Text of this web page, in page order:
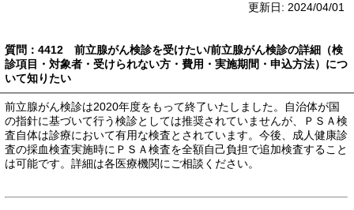
更新日: 2024/04/01
質問：4412 前立腺がん検診を受けたい/前立腺がん検診の詳細（検
診項目・対象者・受けられない方・費用・実施期間・申込方法）につ
いて知りたい
前立腺がん検診は2020年度をもって終了いたしました。自治体が国
の指針に基づいて行う検診としては推奨されていませんが、ＰＳＡ検
査自体は診療において有用な検査とされています。今後、成人健康診
査の採血検査実施時にＰＳＡ検査を全額自己負担で追加検査すること
は可能です。詳細は各医療機関にご相談ください。